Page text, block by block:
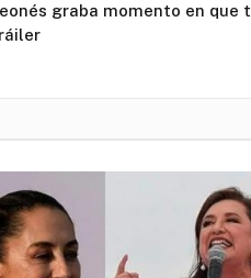
graba momento en que